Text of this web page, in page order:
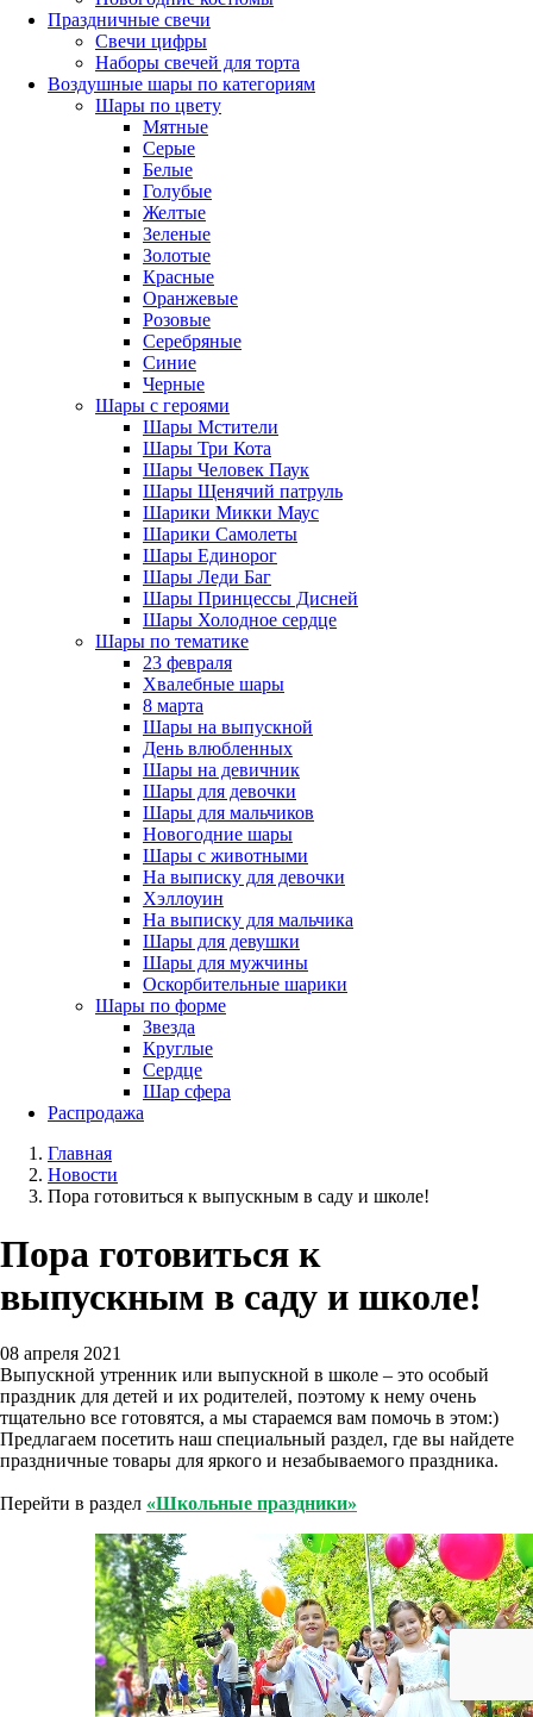
Праздничные свечи
Свечи цифры
Наборы свечей для торта
Воздушные шары по категориям
Шары по цвету
Мятные
Серые
Белые
Голубые
Желтые
Зеленые
Золотые
Красные
Оранжевые
Розовые
Серебряные
Синие
Черные
Шары с героями
Шары Мстители
Шары Три Кота
Шары Человек Паук
Шары Щенячий патруль
Шарики Микки Маус
Шарики Самолеты
Шары Единорог
Шары Леди Баг
Шары Принцессы Дисней
Шары Холодное сердце
Шары по тематике
23 февраля
Хвалебные шары
8 марта
Шары на выпускной
День влюбленных
Шары на девичник
Шары для девочки
Шары для мальчиков
Новогодние шары
Шары с животными
На выписку для девочки
Хэллоуин
На выписку для мальчика
Шары для девушки
Шары для мужчины
Оскорбительные шарики
Шары по форме
Звезда
Круглые
Сердце
Шар сфера
Распродажа
Главная
Новости
Пора готовиться к выпускным в саду и школе!
Пора готовиться к
выпускным в саду и школе!
08 апреля 2021
Выпускной утренник или выпускной в школе – это особый
праздник для детей и их родителей, поэтому к нему очень
тщательно все готовятся, а мы стараемся вам помочь в этом:)
Предлагаем посетить наш специальный раздел, где вы найдете
праздничные товары для яркого и незабываемого праздника.
Перейти в раздел «Школьные праздники»